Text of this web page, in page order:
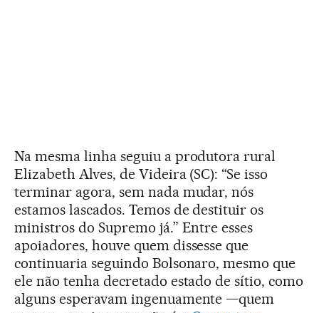
Na mesma linha seguiu a produtora rural
Elizabeth Alves, de Videira (SC): “Se isso
terminar agora, sem nada mudar, nós
estamos lascados. Temos de destituir os
ministros do Supremo já.” Entre esses
apoiadores, houve quem dissesse que
continuaria seguindo Bolsonaro, mesmo que
ele não tenha decretado estado de sítio, como
alguns esperavam ingenuamente —quem